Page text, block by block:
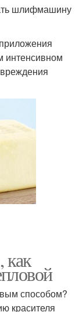
шлифмашину
интенсивном
как
способом?
красителя